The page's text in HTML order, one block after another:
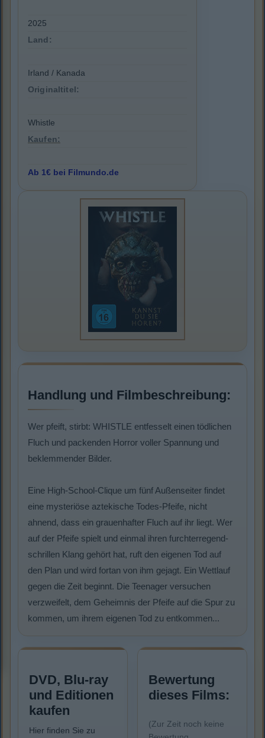
2025
Land:
Irland / Kanada
Originaltitel:
Whistle
Kaufen:
Ab 1€ bei Filmundo.de
Handlung und Filmbeschreibung:
Wer pfeift, stirbt: WHISTLE entfesselt einen tödlichen
Fluch und packenden Horror voller Spannung und
beklemmender Bilder.
Eine High-School-Clique um fünf Außenseiter findet
eine mysteriöse aztekische Todes-Pfeife, nicht
ahnend, dass ein grauenhafter Fluch auf ihr liegt. Wer
auf der Pfeife spielt und einmal ihren furchterregend-
schrillen Klang gehört hat, ruft den eigenen Tod auf
den Plan und wird fortan von ihm gejagt. Ein Wettlauf
gegen die Zeit beginnt. Die Teenager versuchen
verzweifelt, dem Geheimnis der Pfeife auf die Spur zu
kommen, um ihrem eigenen Tod zu entkommen...
DVD, Blu-ray
und Editionen
kaufen
Hier finden Sie zu
Bewertung
dieses Films:
(Zur Zeit noch keine